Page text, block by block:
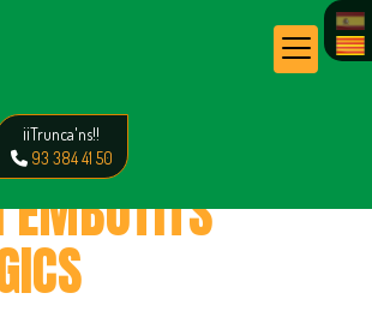
¡¡Trunca'ns!!
93 384 41 50